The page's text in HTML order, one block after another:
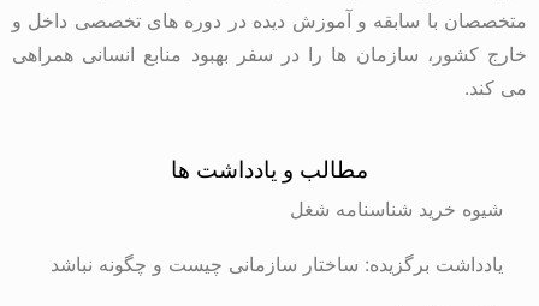
متخصصان با سابقه و آموزش دیده در دوره های تخصصی داخل و
خارج کشور، سازمان ها را در سفر بهبود منابع انسانی همراهی
می کند.
مطالب و یادداشت ها
شیوه خرید شناسنامه شغل
یادداشت برگزیده: ساختار سازمانی چیست و چگونه نباشد